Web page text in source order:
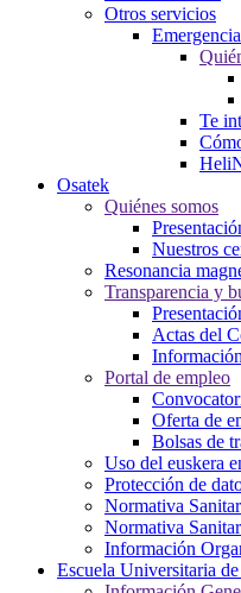
Otros servicios
Te
Osatek
Quiénes somos
Nuestros
Resonancia
Transparencia y
Actas del
Portal de empleo
Oferta de
Bolsas de
Uso del euskera
Protección de
Normativa
Normativa
Información
Escuela Universitaria